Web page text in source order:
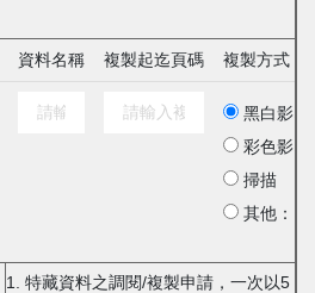
資料名稱 複製起迄頁碼 複製方式
黑白影印
彩色影印
掃描
其他：
1. 特藏資料之調閱/複製申請，一次以5